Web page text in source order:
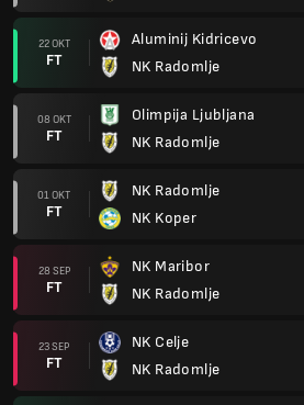
22 OKT
FT
Aluminij Kidricevo
NK Radomlje
08 OKT
FT
Olimpija Ljubljana
NK Radomlje
01 OKT
FT
NK Radomlje
NK Koper
28 SEP
FT
NK Maribor
NK Radomlje
23 SEP
FT
NK Celje
NK Radomlje